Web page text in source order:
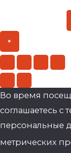
×
Во время
соглашаетесь с
персональные
метрических